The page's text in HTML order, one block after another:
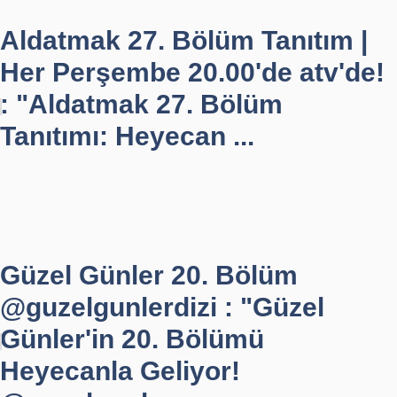
Aldatmak 27. Bölüm Tanıtım |
Her Perşembe 20.00'de atv'de!
: "Aldatmak 27. Bölüm
Tanıtımı: Heyecan ...
Güzel Günler 20. Bölüm
@guzelgunlerdizi : "Güzel
Günler'in 20. Bölümü
Heyecanla Geliyor!